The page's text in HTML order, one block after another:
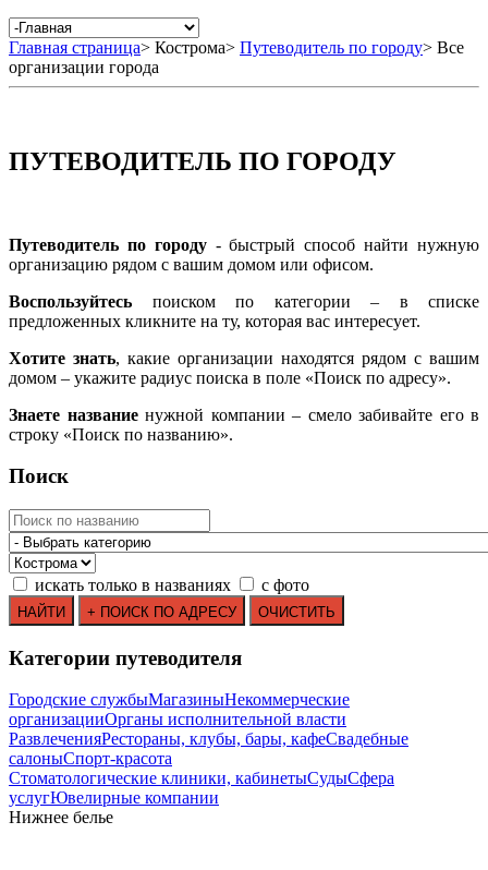
Главная страница> Кострома> Путеводитель по городу> Все
организации города
ПУТЕВОДИТЕЛЬ ПО ГОРОДУ
Путеводитель по городу- быстрый способ найти нужную
организацию рядом с вашим домом или офисом.
Воспользуйтесь поиском по категории – в списке
предложенных кликните на ту, которая вас интересует.
Хотите знать, какие организации находятся рядом с вашим
домом – укажите радиус поиска в поле «Поиск по адресу».
Знаете названиенужной компании – смело забивайте его в
строку «Поиск по названию».
Поиск
искать только в названиях с фото
Категории путеводителя
Городские службыМагазиныНекоммерческие
организацииОрганы исполнительной власти
РазвлеченияРестораны, клубы, бары, кафеСвадебные
салоныСпорт-красота
Стоматологические клиники, кабинетыСудыСфера
услугЮвелирные компании
Нижнее белье